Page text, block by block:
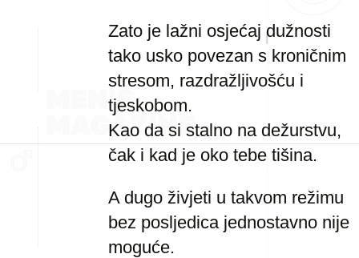
Zato je lažni osjećaj dužnosti
tako usko povezan s kroničnim
stresom, razdražljivošću i
tjeskobom.
Kao da si stalno na dežurstvu,
čak i kad je oko tebe tišina.
A dugo živjeti u takvom režimu
bez posljedica jednostavno nije
moguće.